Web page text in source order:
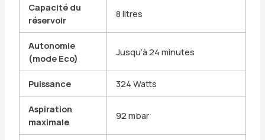
Capacité du
réservoir
8 litres
Autonomie
(mode Eco)
Jusqu’à 24 minutes
Puissance 324 Watts
Aspiration
maximale
92 mbar